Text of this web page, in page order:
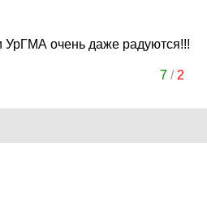
УрГМА очень даже радуются!!!
7/ 2